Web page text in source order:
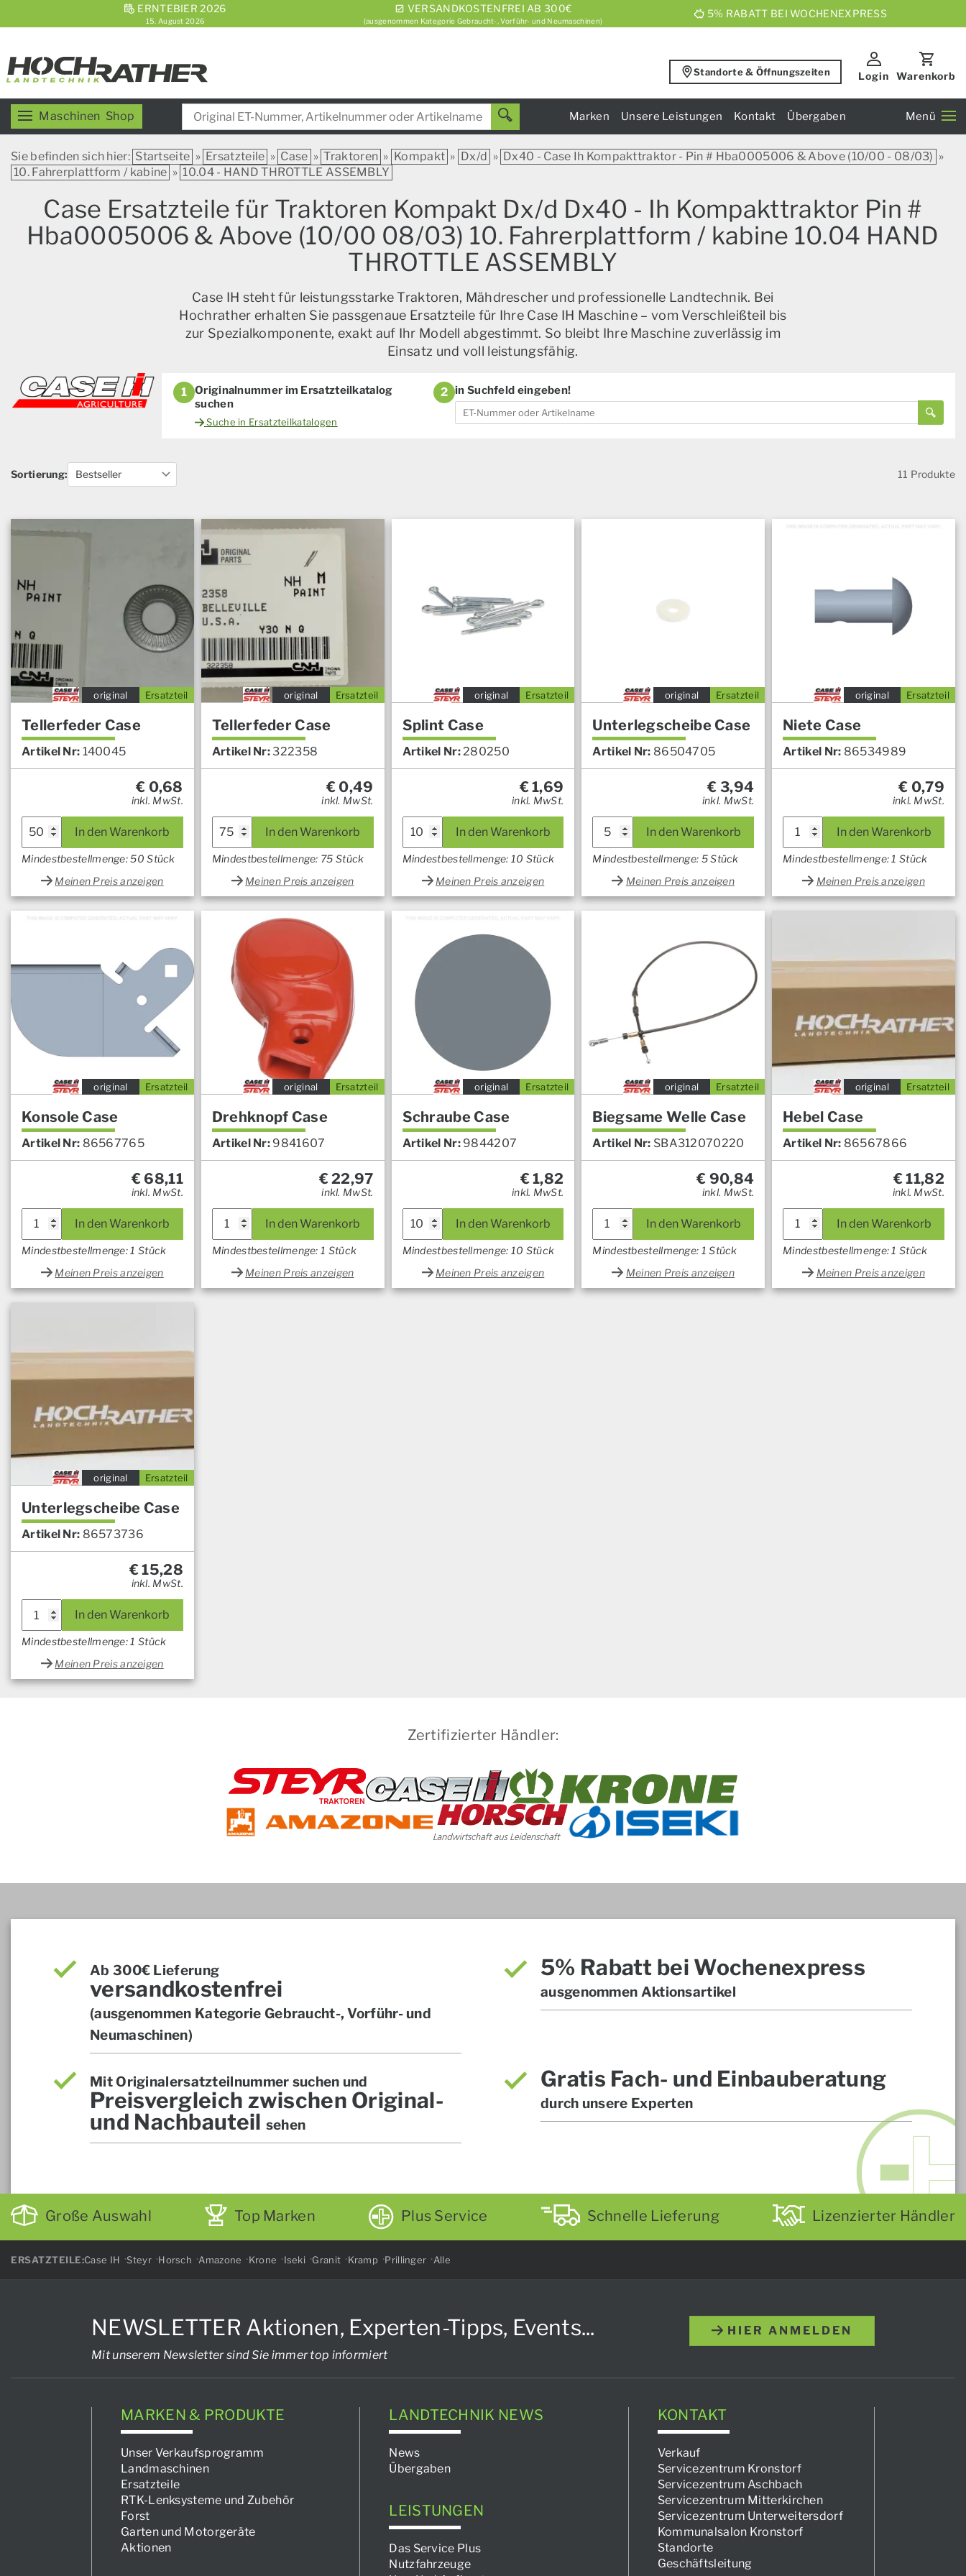
ERNTEBIER 2026
15. August 2026
VERSANDKOSTENFREI AB 300€
(ausgenommen Kategorie Gebraucht-, Vorführ- und Neumaschinen)
5% RABATT BEI WOCHENEXPRESS
Standorte & Öffnungszeiten Login Warenkorb
Maschinen Shop Marken Unsere Leistungen Kontakt Übergaben Menü
Sie befinden sich hier: Startseite » Ersatzteile » Case » Traktoren » Kompakt » Dx/d » Dx40 - Case Ih Kompakttraktor - Pin # Hba0005006 & Above (10/00 - 08/03) »
10. Fahrerplattform / kabine » 10.04 - HAND THROTTLE ASSEMBLY
Case Ersatzteile für Traktoren Kompakt Dx/d Dx40 - Ih Kompakttraktor Pin #
Hba0005006 & Above (10/00 08/03) 10. Fahrerplattform / kabine 10.04 HAND
THROTTLE ASSEMBLY
Case IH steht für leistungsstarke Traktoren, Mähdrescher und professionelle Landtechnik. Bei
Hochrather erhalten Sie passgenaue Ersatzteile für Ihre Case IH Maschine – vom Verschleißteil bis
zur Spezialkomponente, exakt auf Ihr Modell abgestimmt. So bleibt Ihre Maschine zuverlässig im
Einsatz und voll leistungsfähig.
1
Originalnummer im Ersatzteilkatalog
suchen
Suche in Ersatzteilkatalogen
2 in Suchfeld eingeben!
Sortierung: 11 Produkte
Ersatzteil
original
Tellerfeder Case
Artikel Nr: 140045
€ 0,68
inkl. MwSt.
In den Warenkorb
Mindestbestellmenge: 50 Stück
Meinen Preis anzeigen
Ersatzteil
original
Tellerfeder Case
Artikel Nr:322358
€ 0,49
inkl. MwSt.
In den Warenkorb
Mindestbestellmenge: 75 Stück
Meinen Preis anzeigen
Ersatzteil
original
Splint Case
Artikel Nr: 280250
€1,69
inkl. MwSt.
In den Warenkorb
Mindestbestellmenge: 10 Stück
Meinen Preis anzeigen
Ersatzteil
original
Unterlegscheibe Case
Artikel Nr: 86504705
€ 3,94
inkl. MwSt.
In den Warenkorb
Mindestbestellmenge: 5 Stück
Meinen Preis anzeigen
Ersatzteil
original
Niete Case
Artikel Nr: 86534989
€ 0,79
inkl. MwSt.
In den Warenkorb
Mindestbestellmenge: 1 Stück
Meinen Preis anzeigen
Ersatzteil
original
Konsole Case
Artikel Nr: 86567765
€ 68,11
inkl. MwSt.
In den Warenkorb
Mindestbestellmenge: 1 Stück
Meinen Preis anzeigen
Ersatzteil
original
Drehknopf Case
Artikel Nr: 9841607
€22,97
inkl. MwSt.
In den Warenkorb
Mindestbestellmenge: 1 Stück
Meinen Preis anzeigen
Ersatzteil
original
Schraube Case
Artikel Nr: 9844207
€1,82
inkl. MwSt.
In den Warenkorb
Mindestbestellmenge: 10 Stück
Meinen Preis anzeigen
Ersatzteil
original
Biegsame Welle Case
Artikel Nr: SBA312070220
€ 90,84
inkl. MwSt.
In den Warenkorb
Mindestbestellmenge: 1 Stück
Meinen Preis anzeigen
Ersatzteil
original
Hebel Case
Artikel Nr: 86567866
€11,82
inkl. MwSt.
In den Warenkorb
Mindestbestellmenge: 1 Stück
Meinen Preis anzeigen
Ersatzteil
original
Unterlegscheibe Case
Artikel Nr: 86573736
€15,28
inkl. MwSt.
In den Warenkorb
Mindestbestellmenge: 1 Stück
Meinen Preis anzeigen
Zertifizierter Händler:
Ab 300€ Lieferung
versandkostenfrei
(ausgenommen Kategorie Gebraucht-, Vorführ- und
Neumaschinen)
5% Rabatt bei Wochenexpress
ausgenommen Aktionsartikel
Mit Originalersatzteilnummer suchen und
Preisvergleich zwischen Original-
und Nachbauteil sehen
Gratis Fach- und Einbauberatung
durch unsere Experten
Große Auswahl Top Marken Plus Service Schnelle Lieferung Lizenzierter Händler
ERSATZTEILE:Case IH Steyr Horsch Amazone Krone Iseki Granit Kramp Prillinger Alle
NEWSLETTER Aktionen, Experten-Tipps, Events...
Mit unserem Newsletter sind Sie immer top informiert
HIER ANMELDEN
MARKEN & PRODUKTE
Unser Verkaufsprogramm
Landmaschinen
Ersatzteile
RTK-Lenksysteme und Zubehör
Forst
Garten und Motorgeräte
Aktionen
LANDTECHNIK NEWS
News
Übergaben
LEISTUNGEN
Das Service Plus
Nutzfahrzeuge
KONTAKT
Verkauf
Servicezentrum Kronstorf
Servicezentrum Aschbach
Servicezentrum Mitterkirchen
Servicezentrum Unterweitersdorf
Kommunalsalon Kronstorf
Standorte
Geschäftsleitung